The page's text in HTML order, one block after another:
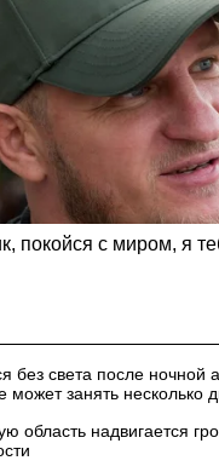
без света после ночной
может занять несколько
область надвигается